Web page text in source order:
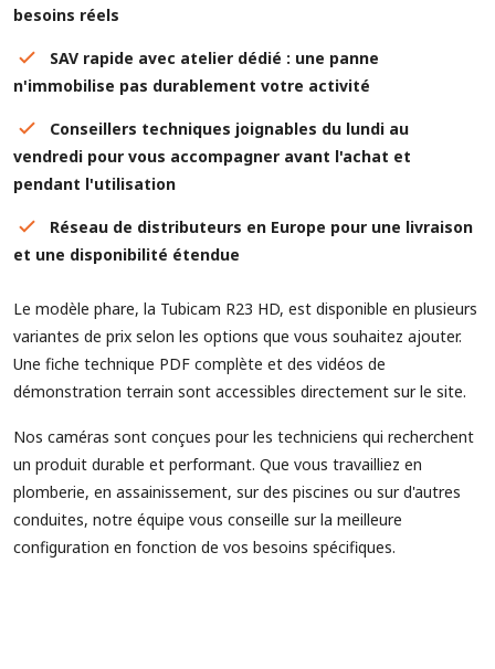
besoins réels
SAV rapide avec atelier dédié : une panne
n'immobilise pas durablement votre activité
Conseillers techniques joignables du lundi au
vendredi pour vous accompagner avant l'achat et
pendant l'utilisation
Réseau de distributeurs en Europe pour une livraison
et une disponibilité étendue
Le modèle phare, la Tubicam R23 HD, est disponible en plusieurs
variantes de prix selon les options que vous souhaitez ajouter.
Une fiche technique PDF complète et des vidéos de
démonstration terrain sont accessibles directement sur le site.
Nos caméras sont conçues pour les techniciens qui recherchent
un produit durable et performant. Que vous travailliez en
plomberie, en assainissement, sur des piscines ou sur d'autres
conduites, notre équipe vous conseille sur la meilleure
configuration en fonction de vos besoins spécifiques.